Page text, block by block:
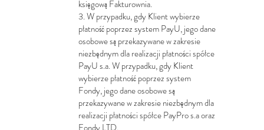
księgową Fakturownia.
3. W przypadku, gdy Klient wybierze
płatność poprzez system PayU, jego dane
osobowe są przekazywane w zakresie
niezbędnym dla realizacji płatności spółce
PayU s.a. W przypadku, gdy Klient
wybierze płatność poprzez system
Fondy, jego dane osobowe są
przekazywane w zakresie niezbędnym dla
realizacji płatności spółce PayPro s.a oraz